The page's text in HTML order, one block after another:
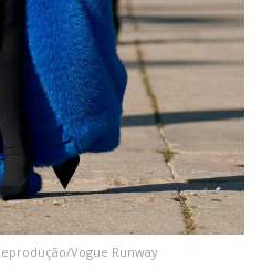
Vogue Runway